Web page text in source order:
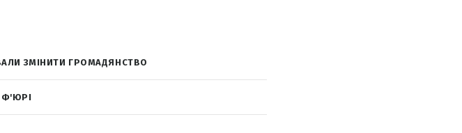
ЗМІНИТИ ГРОМАДЯНСТВО
Ф'ЮРІ